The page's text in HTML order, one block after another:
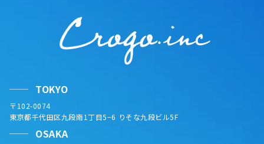
TOKYO
〒102-0074
東京都千代田区九段南1丁目5−6 りそな九段ビル5F
OSAKA